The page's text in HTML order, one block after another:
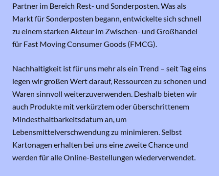
Partner im Bereich Rest- und Sonderposten. Was als
Markt für Sonderposten begann, entwickelte sich schnell
zu einem starken Akteur im Zwischen- und Großhandel
für Fast Moving Consumer Goods (FMCG).
Nachhaltigkeit ist für uns mehr als ein Trend – seit Tag eins
legen wir großen Wert darauf, Ressourcen zu schonen und
Waren sinnvoll weiterzuverwenden. Deshalb bieten wir
auch Produkte mit verkürztem oder überschrittenem
Mindesthaltbarkeitsdatum an, um
Lebensmittelverschwendung zu minimieren. Selbst
Kartonagen erhalten bei uns eine zweite Chance und
werden für alle Online-Bestellungen wiederverwendet.